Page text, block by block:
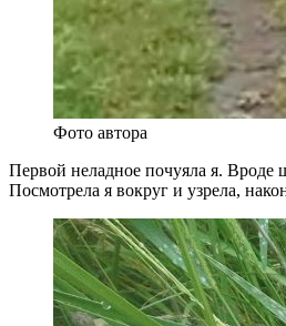
Фото автора
Первой неладное почуяла я. Вроде
Посмотрела я вокруг и узрела,